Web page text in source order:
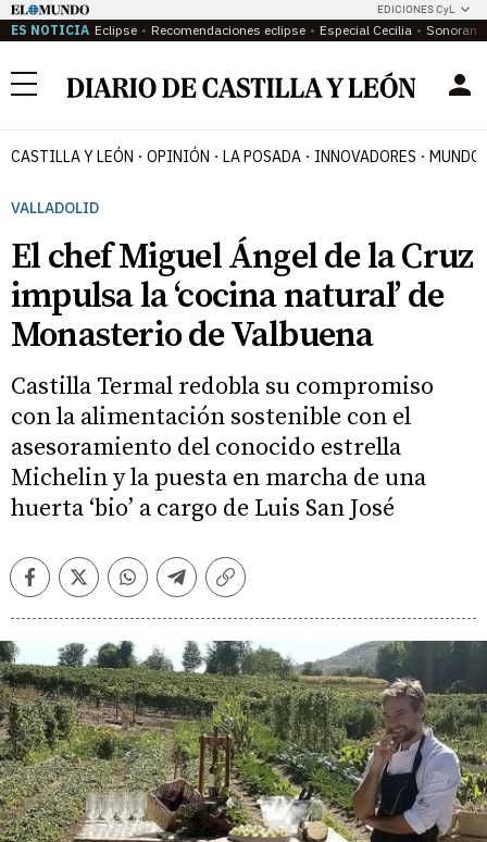
EDICIONES CyL
ES NOTICIA Eclipse Recomendaciones eclipse Especial Cecilia
Menú
CASTILLA Y LEÓN OPINIÓN LA POSADA INNOVADORES MUNDO
VALLADOLID
El chef Miguel Ángel de la Cruz
impulsa la ‘cocina natural’ de
Monasterio de Valbuena
Castilla Termal redobla su compromiso
con la alimentación sostenible con el
asesoramiento del conocido estrella
Michelin y la puesta en marcha de una
huerta ‘bio’ a cargo de Luis San José
FacebookTwitterWhatsappTelegramCopiar